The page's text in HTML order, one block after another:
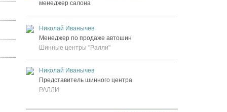
менеджер салона
Николай Иванычев
Менеджер по продаже автошин
Шинные центры "Ралли"
Николай Иванычев
Представитель шинного центра
РАЛЛИ